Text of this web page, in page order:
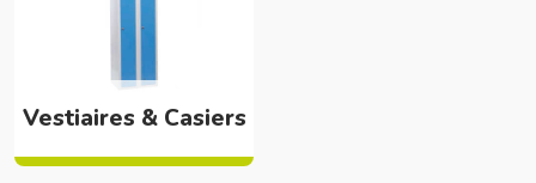
Vestiaires & Casiers